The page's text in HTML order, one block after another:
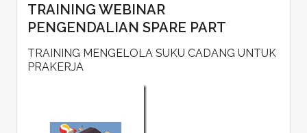
TRAINING WEBINAR
PENGENDALIAN SPARE PART
TRAINING MENGELOLA SUKU CADANG UNTUK
PRAKERJA